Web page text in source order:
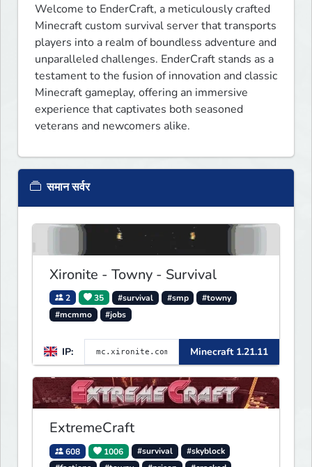
Welcome to EnderCraft, a meticulously crafted
Minecraft custom survival server that transports
players into a realm of boundless adventure and
unparalleled challenges. EnderCraft stands as a
testament to the fusion of innovation and classic
Minecraft gameplay, offering an immersive
experience that captivates both seasoned
veterans and newcomers alike.
समान सर्वर
Xironite - Towny - Survival
2 35 #survival #smp
#towny
#mcmmo
#jobs
IP: Minecraft 1.21.11
ExtremeCraft
608 1006 #survival
#skyblock